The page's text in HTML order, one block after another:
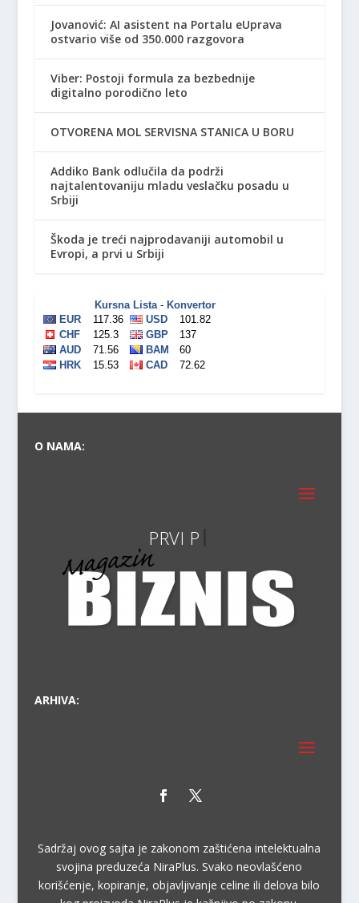
Jovanović: AI asistent na Portalu eUprava
ostvario više od 350.000 razgovora
Viber: Postoji formula za bezbednije
digitalno porodično leto
OTVORENA MOL SERVISNA STANICA U BORU
Addiko Bank odlučila da podrži
najtalentovaniju mladu veslačku posadu u
Srbiji
Škoda je treći najprodavaniji automobil u
Evropi, a prvi u Srbiji
O NAMA:
PRVI PRAVI
ARHIVA:
Sadržaj ovog sajta je zakonom zaštićena intelektualna
svojina preduzeća NiraPlus. Svako neovlašćeno
korišćenje, kopiranje, objavljivanje celine ili delova bilo